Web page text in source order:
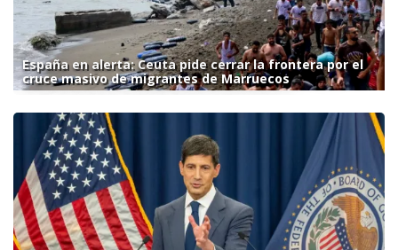
España en alerta: Ceuta pide cerrar la frontera por el
cruce masivo de migrantes de Marruecos